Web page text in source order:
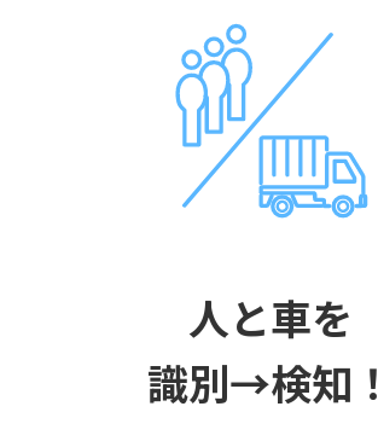
人と車を
識別→検知！